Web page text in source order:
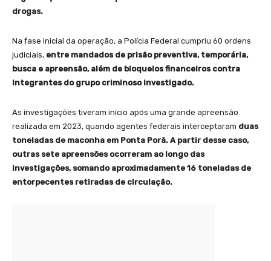
drogas.
Na fase inicial da operação, a Polícia Federal cumpriu 60 ordens
judiciais, entre mandados de prisão preventiva, temporária,
busca e apreensão, além de bloqueios financeiros contra
integrantes do grupo criminoso investigado.
As investigações tiveram início após uma grande apreensão
realizada em 2023, quando agentes federais interceptaram duas
toneladas de maconha em Ponta Porã. A partir desse caso,
outras sete apreensões ocorreram ao longo das
investigações, somando aproximadamente 16 toneladas de
entorpecentes retiradas de circulação.